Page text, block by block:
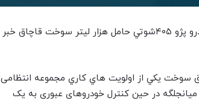
فرمانده انتظامی شهرستان نیشابور از توقیف یک دستگاه خودرو پژو ۴۰۵شوتي حامل هزار لیتر سوخت قاچاق خبر
سوخت يكي از اولويت هاي كاري مجموعه انتظامی
در حین کنترل خودروهای عبوری به یک